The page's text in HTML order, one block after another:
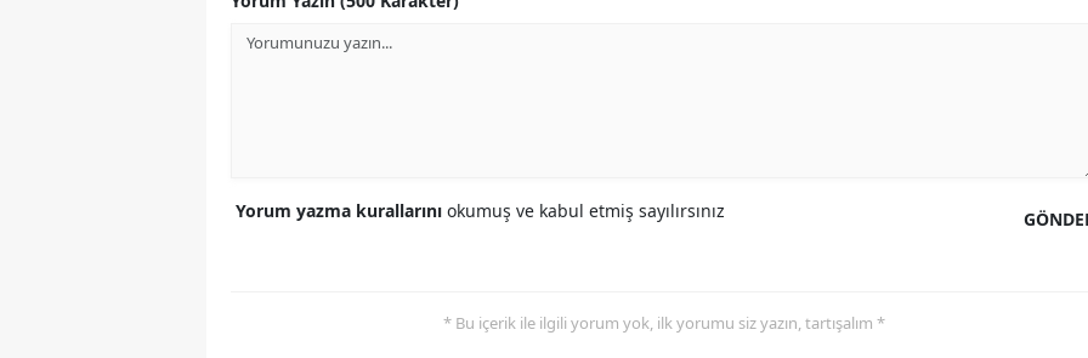
Yorum yazma kurallarını okumuş ve kabul etmiş sayılırsınız
* Bu içerik ile ilgili yorum yok, ilk yorumu siz yazın, tartışalım *